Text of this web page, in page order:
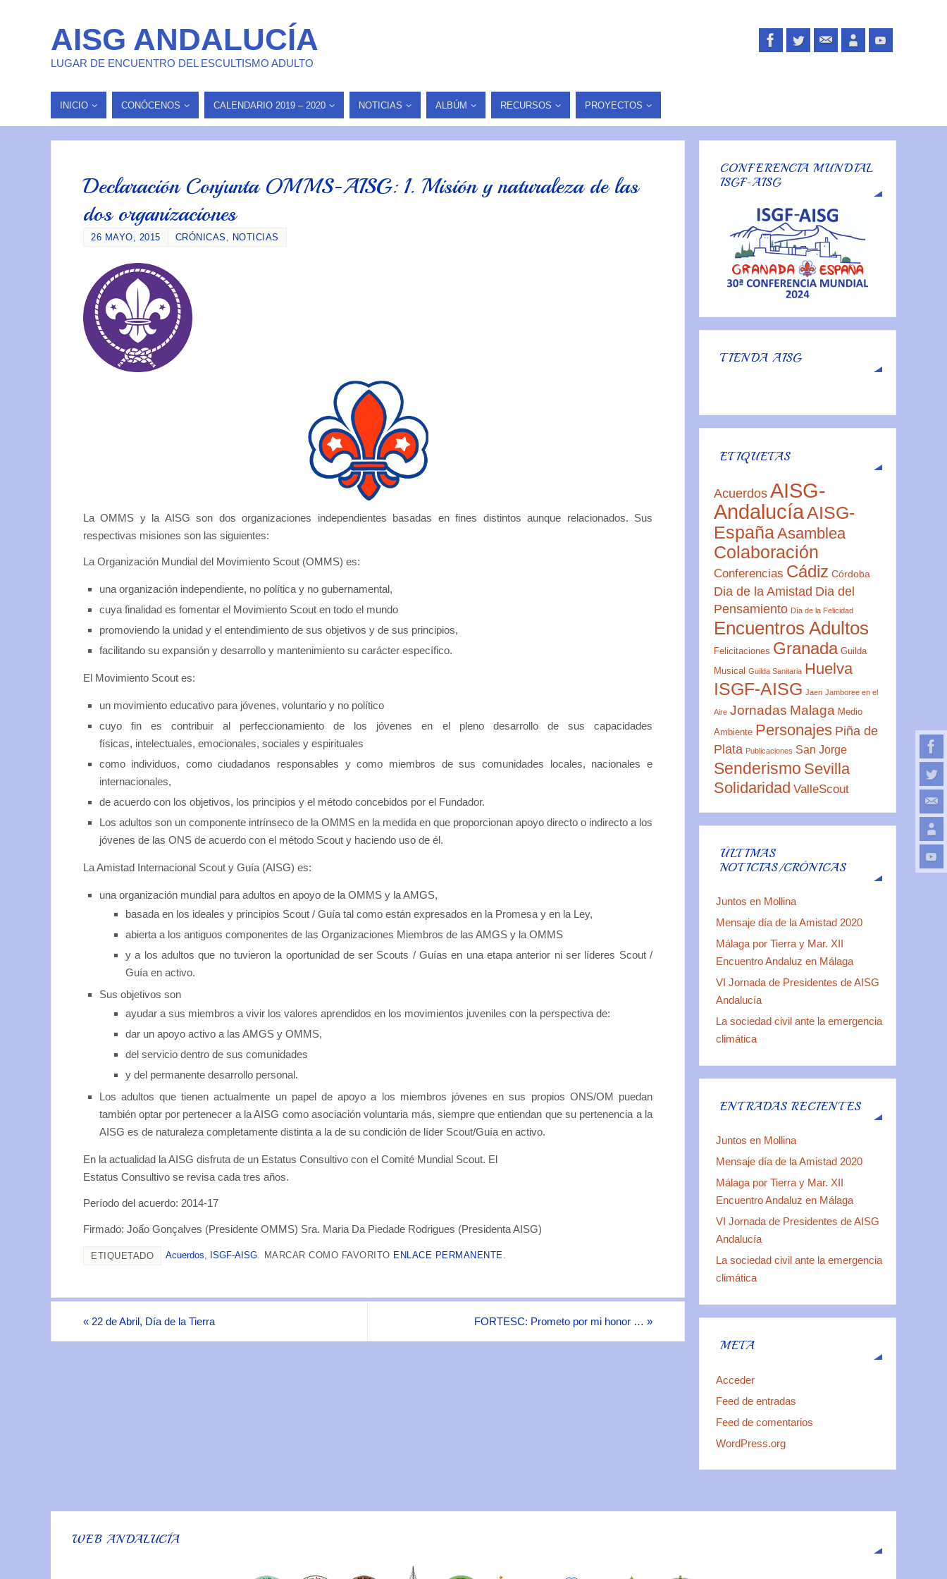
AISG ANDALUCÍA
LUGAR DE ENCUENTRO DEL ESCULTISMO ADULTO
INICIO CONÓCENOS CALENDARIO 2019 – 2020 NOTICIAS ALBÚM RECURSOS PROYECTOS
Declaración Conjunta OMMS-AISG: 1. Misión y naturaleza de las
dos organizaciones
26 MAYO, 2015 CRÓNICAS , NOTICIAS
La OMMS y la AISG son dos organizaciones independientes basadas en fines distintos aunque relacionados. Sus
respectivas misiones son las siguientes:
La Organización Mundial del Movimiento Scout (OMMS) es:
una organización independiente, no política y no gubernamental,
cuya finalidad es fomentar el Movimiento Scout en todo el mundo
promoviendo la unidad y el entendimiento de sus objetivos y de sus principios,
facilitando su expansión y desarrollo y mantenimiento su carácter específico.
El Movimiento Scout es:
un movimiento educativo para jóvenes, voluntario y no político
cuyo fin es contribuir al perfeccionamiento de los jóvenes en el pleno desarrollo de sus capacidades
físicas, intelectuales, emocionales, sociales y espirituales
como individuos, como ciudadanos responsables y como miembros de sus comunidades locales, nacionales e
internacionales,
de acuerdo con los objetivos, los principios y el método concebidos por el Fundador.
Los adultos son un componente intrínseco de la OMMS en la medida en que proporcionan apoyo directo o indirecto a los
jóvenes de las ONS de acuerdo con el método Scout y haciendo uso de él.
La Amistad Internacional Scout y Guía (AISG) es:
una organización mundial para adultos en apoyo de la OMMS y la AMGS,
basada en los ideales y principios Scout / Guía tal como están expresados en la Promesa y en la Ley,
abierta a los antiguos componentes de las Organizaciones Miembros de las AMGS y la OMMS
y a los adultos que no tuvieron la oportunidad de ser Scouts / Guías en una etapa anterior ni ser líderes Scout /
Guía en activo.
Sus objetivos son
ayudar a sus miembros a vivir los valores aprendidos en los movimientos juveniles con la perspectiva de:
dar un apoyo activo a las AMGS y OMMS,
del servicio dentro de sus comunidades
y del permanente desarrollo personal.
Los adultos que tienen actualmente un papel de apoyo a los miembros jóvenes en sus propios ONS/OM puedan
también optar por pertenecer a la AISG como asociación voluntaria más, siempre que entiendan que su pertenencia a la
AISG es de naturaleza completamente distinta a la de su condición de líder Scout/Guía en activo.
En la actualidad la AISG disfruta de un Estatus Consultivo con el Comité Mundial Scout. El
Estatus Consultivo se revisa cada tres años.
Período del acuerdo: 2014-17
Firmado: Joấo Gonçalves (Presidente OMMS) Sra. Maria Da Piedade Rodrigues (Presidenta AISG)
ETIQUETADO Acuerdos, ISGF-AISG. MARCAR COMO FAVORITO ENLACE PERMANENTE.
« 22 de Abril, Día de la Tierra FORTESC: Prometo por mi honor … »
CONFERENCIA MUNDIAL
ISGF-AISG
TIENDA AISG
ETIQUETAS
Acuerdos AISG-
AndalucíaAISG-
EspañaAsamblea
Colaboración
Conferencias Cádiz Córdoba
Dia de la Amistad Dia del
Pensamiento Día de la Felicidad
Encuentros Adultos
Felicitaciones Granada Guilda
Musical Guilda Sanitaria Huelva
ISGF-AISG Jaen Jamboree en el
Aire Jornadas Malaga Medio
Ambiente Personajes Piña de
Plata Publicaciones San Jorge
Senderismo Sevilla
Solidaridad ValleScout
ÚLTIMAS
NOTICIAS/CRÓNICAS
Juntos en Mollina
Mensaje día de la Amistad 2020
Málaga por Tierra y Mar. XII
Encuentro Andaluz en Málaga
VI Jornada de Presidentes de AISG
Andalucía
La sociedad civil ante la emergencia
climática
ENTRADAS RECIENTES
Juntos en Mollina
Mensaje día de la Amistad 2020
Málaga por Tierra y Mar. XII
Encuentro Andaluz en Málaga
VI Jornada de Presidentes de AISG
Andalucía
La sociedad civil ante la emergencia
climática
META
Acceder
Feed de entradas
Feed de comentarios
WordPress.org
WEB ANDALUCÍA